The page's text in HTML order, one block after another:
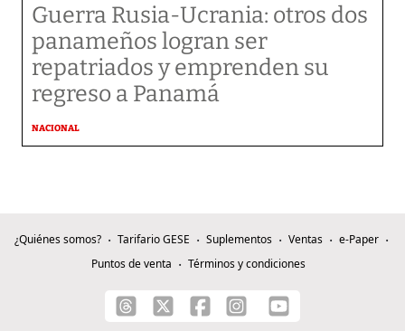
Guerra Rusia-Ucrania: otros dos
panameños logran ser
repatriados y emprenden su
regreso a Panamá
NACIONAL
¿Quiénes somos? Tarifario GESE Suplementos Ventas
e-Paper
Puntos de venta
Términos y condiciones